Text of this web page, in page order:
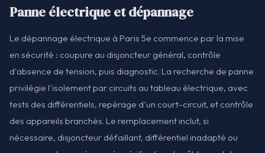
Panne électrique et dépannage
Le dépannage électrique à Paris 5e commence par la mise
en sécurité : coupure au disjoncteur général, contrôle
d'absence de tension, puis diagnostic. La recherche de panne
privilégie l'isolement par circuits au tableau électrique, avec
tests des différentiels, repérage d'un court-circuit, et contrôle
des appareils branchés. Le remplacement inclut, si
nécessaire, disjoncteur défaillant, différentiel inadapté ou